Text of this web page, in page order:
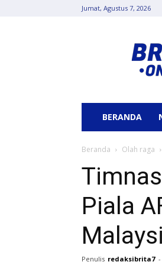
Jumat, Agustus 7, 2026
Online
BERANDA
Beranda Olah raga
Piala
Penulis redaksibrita7 -